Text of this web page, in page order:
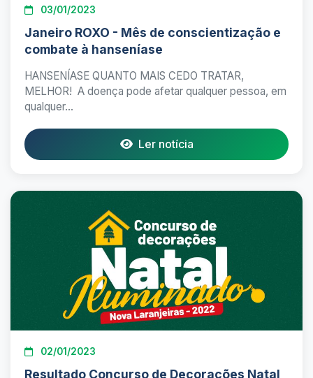
03/01/2023
Janeiro ROXO - Mês de conscientização e
combate à hanseníase
HANSENÍASE QUANTO MAIS CEDO TRATAR,
MELHOR! A doença pode afetar qualquer pessoa, em
qualquer...
Ler notícia
02/01/2023
Resultado Concurso de Decorações Natal